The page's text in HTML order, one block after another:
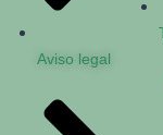
Aviso legal